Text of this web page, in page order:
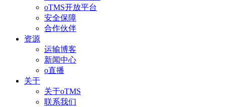
oTMS开放平台
安全保障
合作伙伴
资源
运输博客
新闻中心
o直播
关于
关于oTMS
联系我们